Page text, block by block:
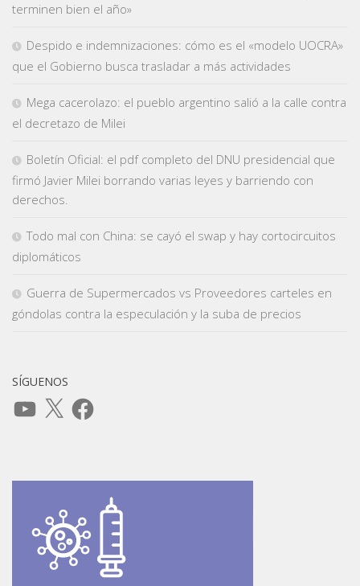
terminen bien el año»
Despido e indemnizaciones: cómo es el «modelo UOCRA»
que el Gobierno busca trasladar a más actividades
Mega cacerolazo: el pueblo argentino salió a la calle contra
el decretazo de Milei
Boletín Oficial: el pdf completo del DNU presidencial que
firmó Javier Milei borrando varias leyes y barriendo con
derechos.
Todo mal con China: se cayó el swap y hay cortocircuitos
diplomáticos
Guerra de Supermercados vs Proveedores carteles en
góndolas contra la especulación y la suba de precios
SÍGUENOS
YouTube
X Facebook